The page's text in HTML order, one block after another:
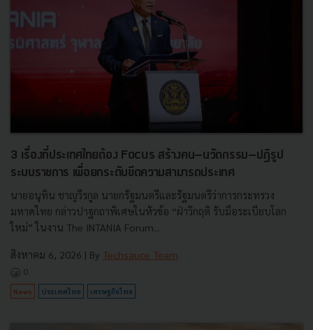
3 เรื่องที่ประเทศไทยต้อง Focus สร้างคน–นวัตกรรม–ปฏิรูป
ระบบราชการ เพื่อยกระดับขีดความสามารถประเทศ
นายอนุทิน ชาญวีรกูล นายกรัฐมนตรีและรัฐมนตรีว่าการกระทรวง
มหาดไทย กล่าวปาฐกถาพิเศษในหัวข้อ “ฝ่าวิกฤติ รับมือระเบียบโลก
ใหม่” ในงาน The INTANIA Forum...
สิงหาคม 6, 2026 | By Techsauce Team
0
News ประเทศไทย เศรษฐกิจไทย